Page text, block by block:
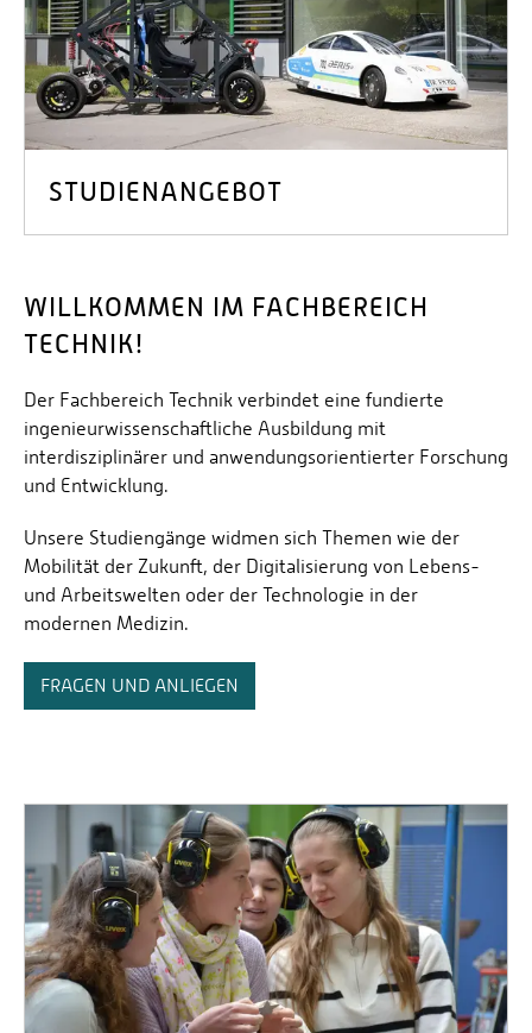
STUDIENANGEBOT
WILLKOMMEN IM FACHBEREICH
TECHNIK!
Der Fachbereich Technik verbindet eine fundierte
ingenieurwissenschaftliche Ausbildung mit
interdisziplinärer und anwendungsorientierter Forschung
und Entwicklung.
Unsere Studiengänge widmen sich Themen wie der
Mobilität der Zukunft, der Digitalisierung von Lebens-
und Arbeitswelten oder der Technologie in der
modernen Medizin.
FRAGEN UND ANLIEGEN